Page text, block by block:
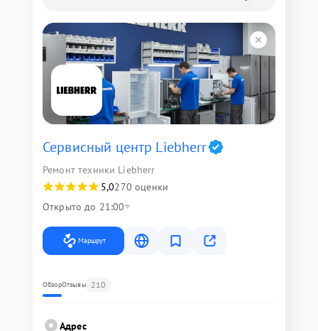
Сервисный центр Liebherr
Ремонт техники Liebherr
5,0270 оценки
Открыто до 21:00
Маршрут
ОбзорОтзывы 210
Адрес